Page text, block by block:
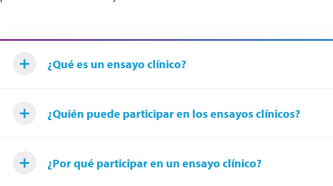
¿Qué es un ensayo clínico?
¿Quién puede participar en los ensayos clínicos?
¿Por qué participar en un ensayo clínico?